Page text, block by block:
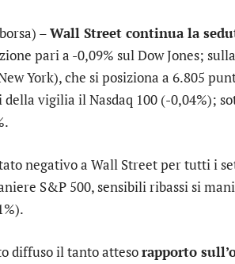
–Wall Street continua la
pari a -0,09% sulDow Jones;
York), che si posiziona a 6.805
della vigilia ilNasdaq 100 (-0,04%);
negativo a Wall Street per tutti i
S&P 500, sensibili ribassi si
diffuso il tanto attesorapporto